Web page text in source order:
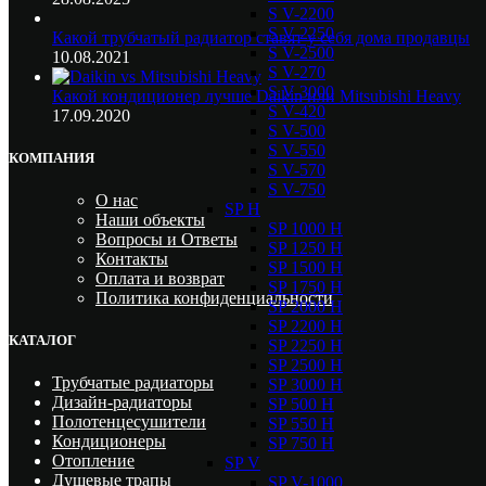
S V-2200
S V-2250
S V-2500
S V-270
S V-3000
S V-420
S V-500
S V-550
S V-570
S V-750
SP H
SP 1000 H
SP 1250 H
SP 1500 H
SP 1750 H
SP 2000 H
SP 2200 H
SP 2250 H
SP 2500 H
SP 3000 H
SP 500 H
SP 550 H
SP 750 H
SP V
SP V-1000
Какой трубчатый радиатор ставят у себя дома продавцы
10.08.2021
Какой кондиционер лучше Daikin или Mitsubishi Heavy
17.09.2020
КОМПАНИЯ
О нас
Наши объекты
Вопросы и Ответы
Контакты
Оплата и возврат
Политика конфиденциальности
КАТАЛОГ
Трубчатые радиаторы
Дизайн-радиаторы
Полотенцесушители
Кондиционеры
Отопление
Душевые трапы